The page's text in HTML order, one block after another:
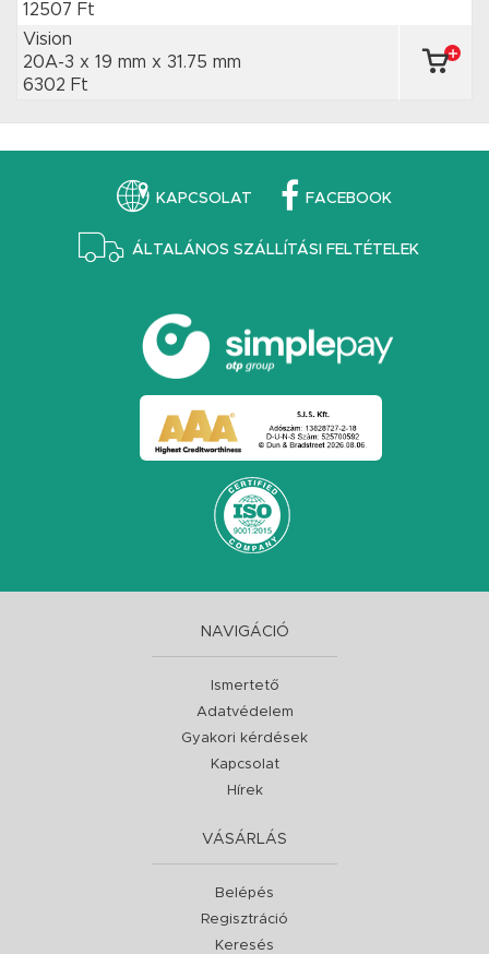
12507 Ft
Vision
20A-3 x 19 mm x 31.75 mm
6302 Ft
KAPCSOLAT FACEBOOK
ÁLTALÁNOS SZÁLLÍTÁSI FELTÉTELEK
NAVIGÁCIÓ
Ismertető
Adatvédelem
Gyakori kérdések
Kapcsolat
Hírek
VÁSÁRLÁS
Belépés
Regisztráció
Keresés